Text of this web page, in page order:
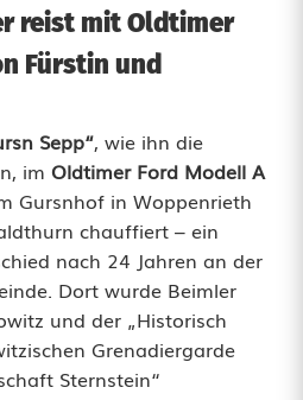
reist mit Oldtimer
Fürstin und
Sepp“, wie ihn die
im Oldtimer Ford Modell A
Gursnhof in Woppenrieth
chauffiert – ein
nach 24 Jahren an der
Dort wurde Beimler
und der „Historisch
Grenadiergarde
Sternstein“